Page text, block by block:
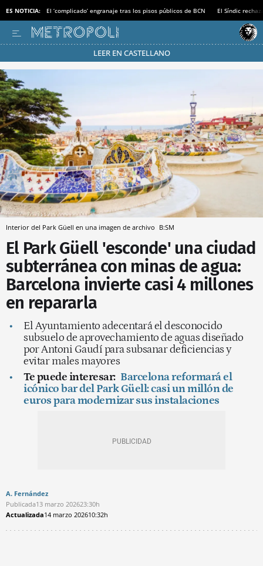
ES NOTICIA: El ‘complicado’ engranaje tras los pisos públicos de BCN El Síndic
LEER EN CASTELLANO
Pásate al MODO AHORRO
Interior del Park Güell en una imagen de archivo B:SM
El Park Güell 'esconde' una ciudad
subterránea con minas de agua:
Barcelona invierte casi 4 millones
en repararla
El Ayuntamiento adecentará el desconocido
subsuelo de aprovechamiento de aguas diseñado
por Antoni Gaudí para subsanar deficiencias y
evitar males mayores
Te puede interesar: Barcelona reformará el
icónico bar del Park Güell: casi un millón de
euros para modernizar sus instalaciones
A. Fernández
Publicada13 marzo 202623:30h
Actualizada14 marzo 202610:32h